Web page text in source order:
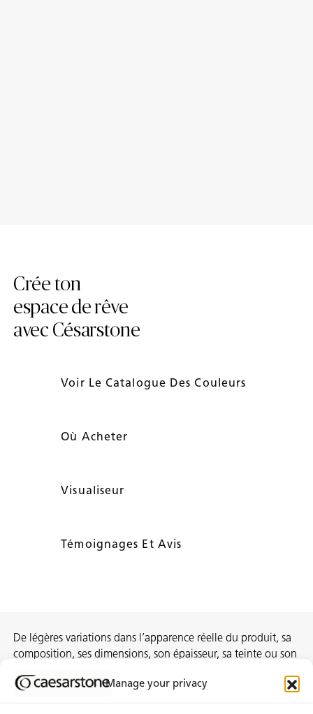
Manage your privacy
Crée ton
espace de rêve
avec Césarstone
Voir Le Catalogue Des Couleurs
Où Acheter
Visualiseur
Témoignages Et Avis
De légères variations dans l’apparence réelle du produit, sa
composition, ses dimensions, son épaisseur, sa teinte ou son
constituent pas des non-conformités.